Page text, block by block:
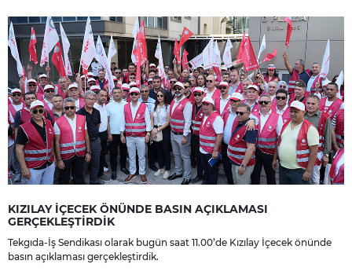
KIZILAY İÇECEK ÖNÜNDE BASIN AÇIKLAMASI
GERÇEKLEŞTİRDİK
Tekgıda-İş Sendikası olarak bugün saat 11.00’de Kızılay İçecek önünde
basın açıklaması gerçekleştirdik.